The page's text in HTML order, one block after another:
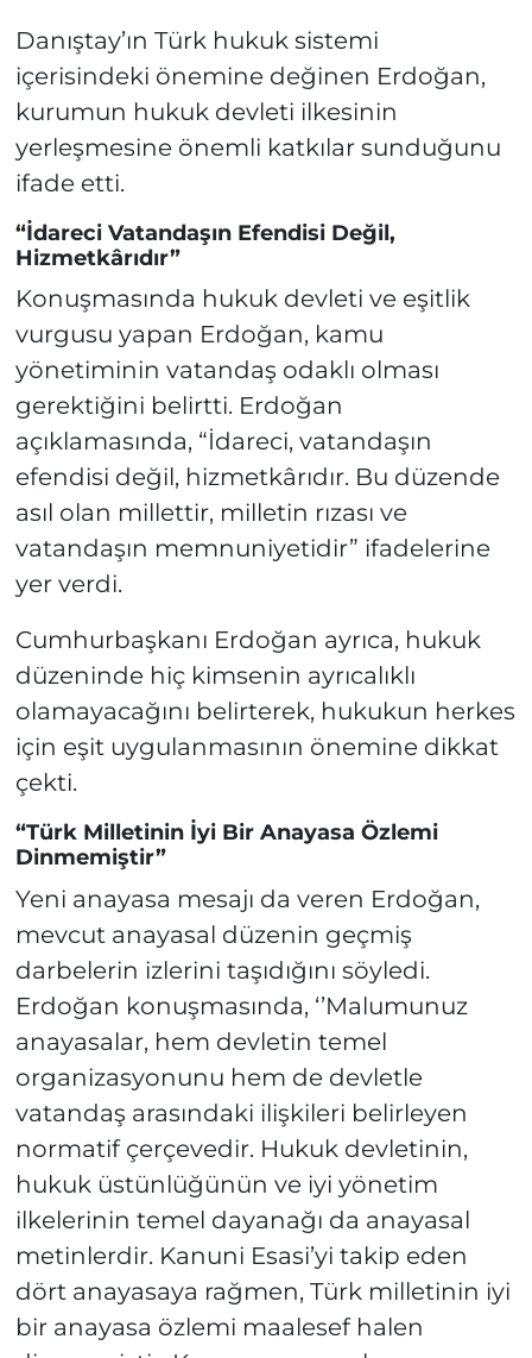
Danıştay’ın Türk hukuk sistemi
içerisindeki önemine değinen Erdoğan,
kurumun hukuk devleti ilkesinin
yerleşmesine önemli katkılar sunduğunu
ifade etti.
“İdareci Vatandaşın Efendisi Değil,
Hizmetkârıdır”
Konuşmasında hukuk devleti ve eşitlik
vurgusu yapan Erdoğan, kamu
yönetiminin vatandaş odaklı olması
gerektiğini belirtti. Erdoğan
açıklamasında, “İdareci, vatandaşın
efendisi değil, hizmetkârıdır. Bu düzende
asıl olan millettir, milletin rızası ve
vatandaşın memnuniyetidir” ifadelerine
yer verdi.
Cumhurbaşkanı Erdoğan ayrıca, hukuk
düzeninde hiç kimsenin ayrıcalıklı
olamayacağını belirterek, hukukun herkes
için eşit uygulanmasının önemine dikkat
çekti.
“Türk Milletinin İyi Bir Anayasa Özlemi
Dinmemiştir”
Yeni anayasa mesajı da veren Erdoğan,
mevcut anayasal düzenin geçmiş
darbelerin izlerini taşıdığını söyledi.
Erdoğan konuşmasında, ‘’Malumunuz
anayasalar, hem devletin temel
organizasyonunu hem de devletle
vatandaş arasındaki ilişkileri belirleyen
normatif çerçevedir. Hukuk devletinin,
hukuk üstünlüğünün ve iyi yönetim
ilkelerinin temel dayanağı da anayasal
metinlerdir. Kanuni Esasi’yi takip eden
dört anayasaya rağmen, Türk milletinin iyi
bir anayasa özlemi maalesef halen